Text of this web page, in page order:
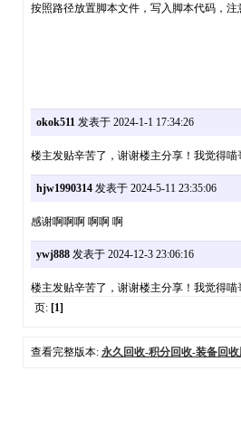
按照路径放置脚本文件，写入脚本代码，
okok511发表于 2024-1-1 17:34:26
楼主发贴辛苦了，谢谢楼主分享！我觉得喵
hjw1990314发表于 2024-5-11 23:35:06
感谢啊啊啊 啊啊 啊
ywj888发表于 2024-12-3 23:06:16
楼主发贴辛苦了，谢谢楼主分享！我觉得喵
页: [1]
查看完整版本: 永久回收-积分回收-装备回